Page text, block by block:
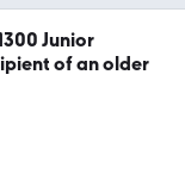
Junior
of an older